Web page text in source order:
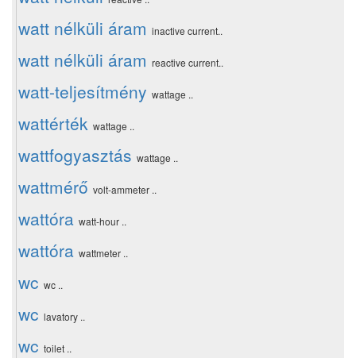
watt nélküli áram inactive current..
watt nélküli áram reactive current..
watt-teljesítmény wattage ..
wattérték wattage ..
wattfogyasztás wattage ..
wattmérő volt-ammeter ..
wattóra watt-hour ..
wattóra wattmeter ..
wc wc ..
wc lavatory ..
wc toilet ..